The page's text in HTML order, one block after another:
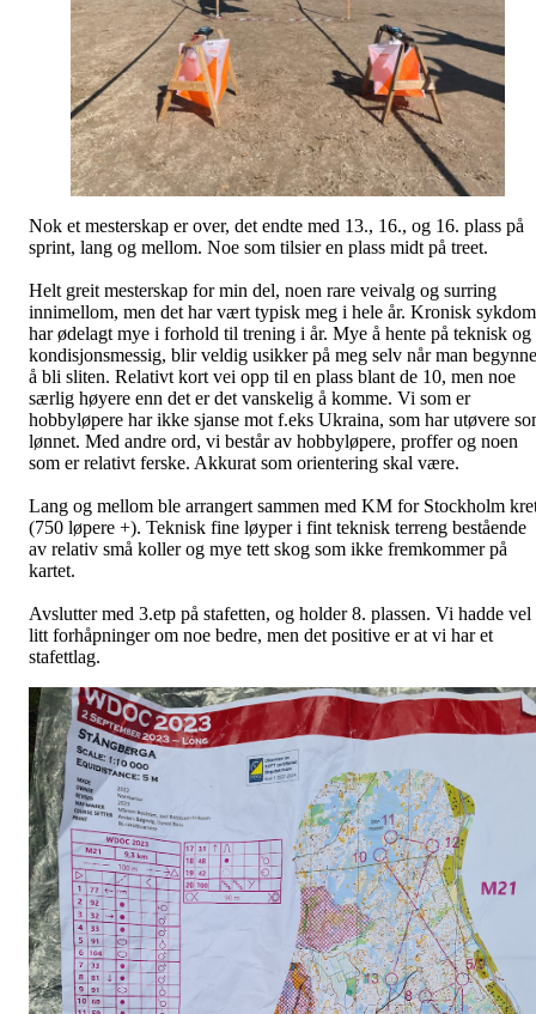
Nok et mesterskap er over, det endte med 13., 16., og 16. plass på
sprint, lang og mellom. Noe som tilsier en plass midt på treet.
Helt greit mesterskap for min del, noen rare veivalg og surring
innimellom, men det har vært typisk meg i hele år. Kronisk sykdom
har ødelagt mye i forhold til trening i år. Mye å hente på teknisk og
kondisjonsmessig, blir veldig usikker på meg selv når man
å bli sliten. Relativt kort vei opp til en plass blant de 10, men noe
særlig høyere enn det er det vanskelig å komme. Vi som er
hobbyløpere har ikke sjanse mot f.eks Ukraina, som har utøvere
lønnet. Med andre ord, vi består av hobbyløpere, proffer og noen
som er relativt ferske. Akkurat som orientering skal være.
Lang og mellom ble arrangert sammen med KM for Stockholm
(750 løpere +). Teknisk fine løyper i fint teknisk terreng bestående
av relativ små koller og mye tett skog som ikke fremkommer på
kartet.
Avslutter med 3.etp på stafetten, og holder 8. plassen. Vi hadde vel
litt forhåpninger om noe bedre, men det positive er at vi har et
stafettlag.